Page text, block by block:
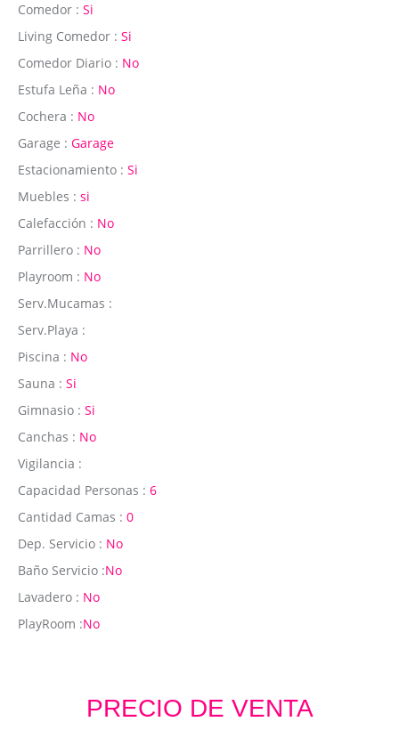
Comedor : Si
Living Comedor : Si
Comedor Diario : No
Estufa Leña : No
Cochera : No
Garage : Garage
Estacionamiento : Si
Muebles : si
Calefacción : No
Parrillero : No
Playroom : No
Serv.Mucamas :
Serv.Playa :
Piscina : No
Sauna : Si
Gimnasio : Si
Canchas : No
Vigilancia :
Capacidad Personas : 6
Cantidad Camas : 0
Dep. Servicio : No
Baño Servicio :No
Lavadero : No
PlayRoom :No
PRECIO DE VENTA